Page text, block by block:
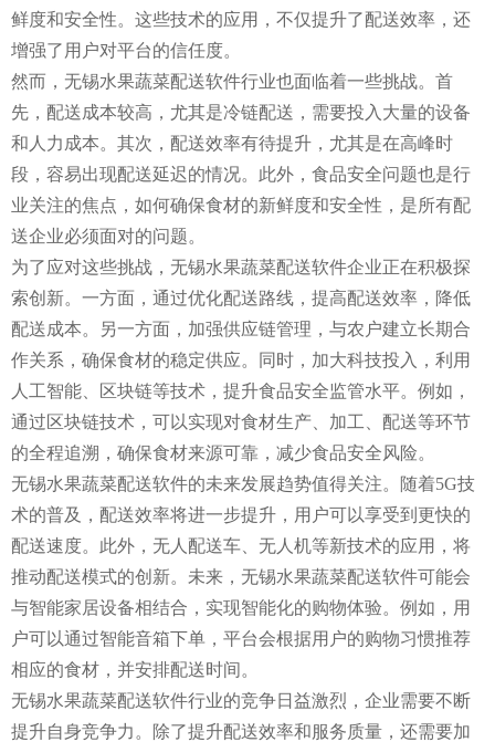
鲜度和安全性。这些技术的应用，不仅提升了配送效率，还
增强了用户对平台的信任度。
然而，无锡水果蔬菜配送软件行业也面临着一些挑战。首
先，配送成本较高，尤其是冷链配送，需要投入大量的设备
和人力成本。其次，配送效率有待提升，尤其是在高峰时
段，容易出现配送延迟的情况。此外，食品安全问题也是行
业关注的焦点，如何确保食材的新鲜度和安全性，是所有配
送企业必须面对的问题。
为了应对这些挑战，无锡水果蔬菜配送软件企业正在积极探
索创新。一方面，通过优化配送路线，提高配送效率，降低
配送成本。另一方面，加强供应链管理，与农户建立长期合
作关系，确保食材的稳定供应。同时，加大科技投入，利用
人工智能、区块链等技术，提升食品安全监管水平。例如，
通过区块链技术，可以实现对食材生产、加工、配送等环节
的全程追溯，确保食材来源可靠，减少食品安全风险。
无锡水果蔬菜配送软件的未来发展趋势值得关注。随着5G技
术的普及，配送效率将进一步提升，用户可以享受到更快的
配送速度。此外，无人配送车、无人机等新技术的应用，将
推动配送模式的创新。未来，无锡水果蔬菜配送软件可能会
与智能家居设备相结合，实现智能化的购物体验。例如，用
户可以通过智能音箱下单，平台会根据用户的购物习惯推荐
相应的食材，并安排配送时间。
无锡水果蔬菜配送软件行业的竞争日益激烈，企业需要不断
提升自身竞争力。除了提升配送效率和服务质量，还需要加